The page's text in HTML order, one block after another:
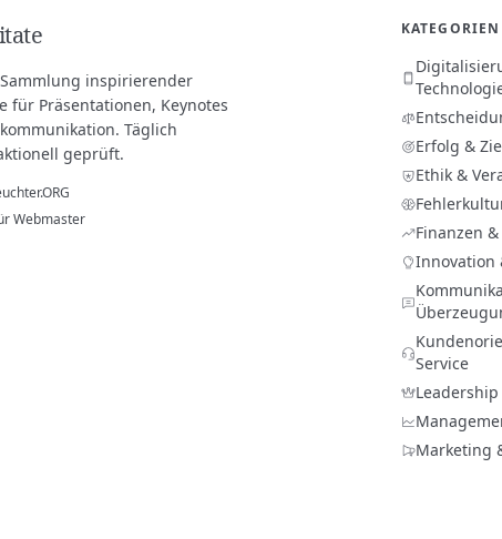
inspirierender
für Präsentationen, Keynotes
Täglich
geprüft.
Webmaster
Erfolg &
Ethik &
Finanzen
Innovation
Service
Leadership
Marketing